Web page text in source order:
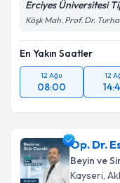
Erciyes Üniversitesi
Köşk Mah. Prof. Dr.
En Yakın Saatler
12 Ağu
08:00
12
Op. Dr.
Beyin ve
Kayseri,